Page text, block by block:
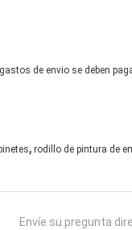
de envio se deben
, rodillo de pintura de
Envíe su pregunta